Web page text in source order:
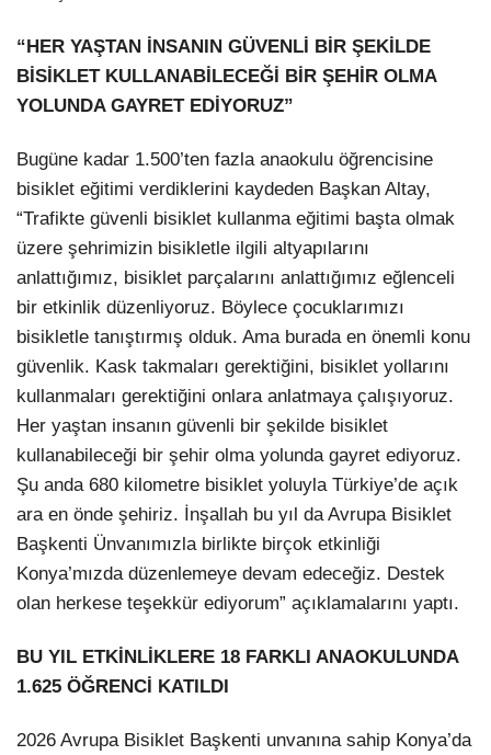
“HER YAŞTAN İNSANIN GÜVENLİ BİR ŞEKİLDE
BİSİKLET KULLANABİLECEĞİ BİR ŞEHİR OLMA
YOLUNDA GAYRET EDİYORUZ”
Bugüne kadar 1.500’ten fazla anaokulu öğrencisine
bisiklet eğitimi verdiklerini kaydeden Başkan Altay,
“Trafikte güvenli bisiklet kullanma eğitimi başta olmak
üzere şehrimizin bisikletle ilgili altyapılarını
anlattığımız, bisiklet parçalarını anlattığımız eğlenceli
bir etkinlik düzenliyoruz. Böylece çocuklarımızı
bisikletle tanıştırmış olduk. Ama burada en önemli konu
güvenlik. Kask takmaları gerektiğini, bisiklet yollarını
kullanmaları gerektiğini onlara anlatmaya çalışıyoruz.
Her yaştan insanın güvenli bir şekilde bisiklet
kullanabileceği bir şehir olma yolunda gayret ediyoruz.
Şu anda 680 kilometre bisiklet yoluyla Türkiye’de açık
ara en önde şehiriz. İnşallah bu yıl da Avrupa Bisiklet
Başkenti Ünvanımızla birlikte birçok etkinliği
Konya’mızda düzenlemeye devam edeceğiz. Destek
olan herkese teşekkür ediyorum” açıklamalarını yaptı.
BU YIL ETKİNLİKLERE 18 FARKLI ANAOKULUNDA
1.625 ÖĞRENCİ KATILDI
2026 Avrupa Bisiklet Başkenti unvanına sahip Konya’da